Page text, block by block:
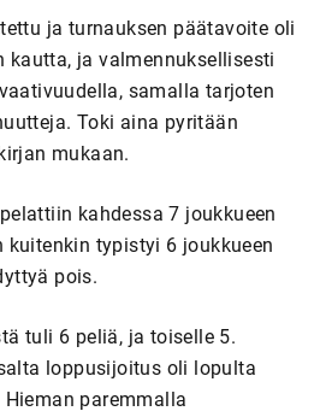
ja turnauksen päätavoite oli
kautta, ja valmennuksellisesti
samalla tarjoten
Toki aina pyritään
mukaan.
kahdessa 7 joukkueen
kuitenkin typistyi 6 joukkueen
pois.
tuli 6 peliä, ja toiselle 5.
loppusijoitus oli lopulta
paremmalla